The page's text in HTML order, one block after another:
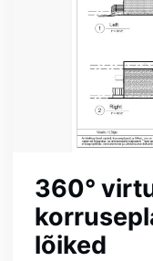
360°
lõiked